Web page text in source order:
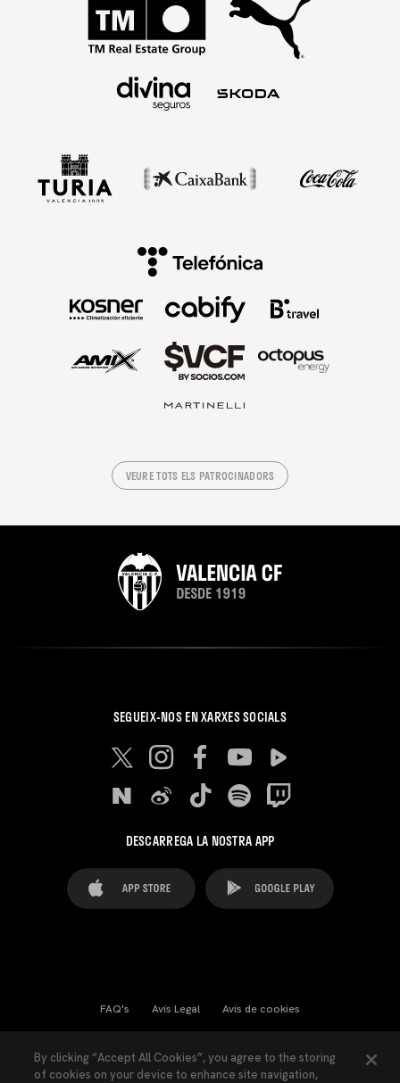
VEURE TOTS ELS PATROCINADORS
SEGUEIX-NOS EN XARXES SOCIALS
DESCARREGA LA NOSTRA APP
FAQ's Avís Legal Avís de cookies
Llei de Transparència Política de Privacitat
By clicking “Accept All Cookies”, you agree to the storing
of cookies on your device to enhance site navigation,